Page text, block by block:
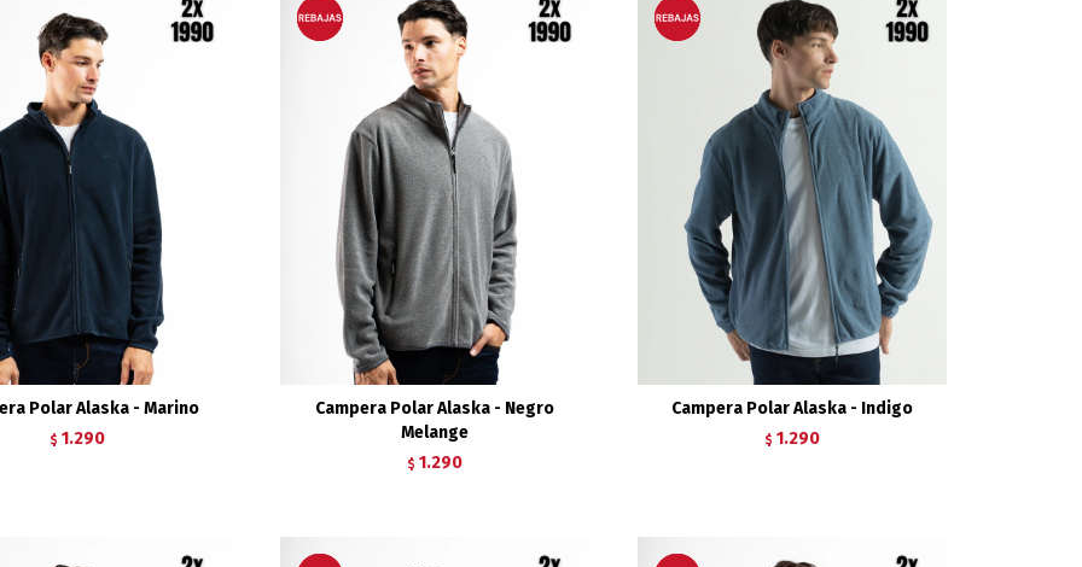
Polar Alaska - Marino
$ 1.290
Campera Polar Alaska - Negro
Melange
$ 1.290
Campera Polar Alaska - Indigo
$ 1.290